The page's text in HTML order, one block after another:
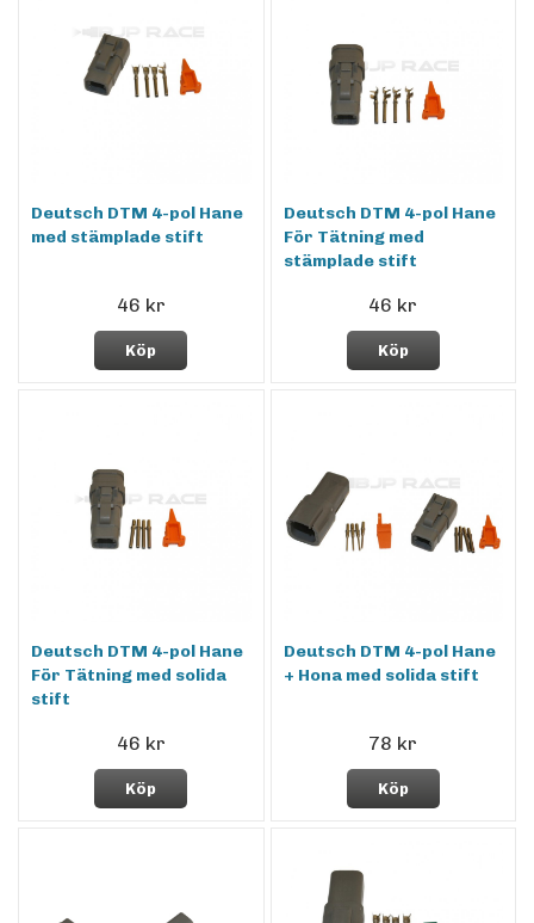
Deutsch DTM 4-pol Hane
med stämplade stift
46 kr
Köp
Deutsch DTM 4-pol Hane
För Tätning med
stämplade stift
46 kr
Köp
Deutsch DTM 4-pol Hane
För Tätning med solida
stift
46 kr
Köp
Deutsch DTM 4-pol Hane
+ Hona med solida stift
78 kr
Köp